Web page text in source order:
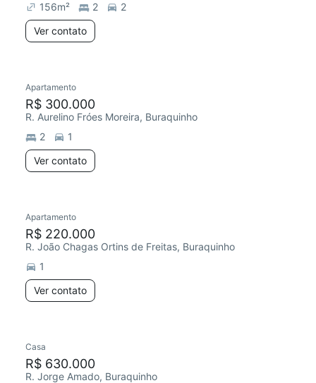
156m² 2
2
Ver contato
Apartamento
R$ 300.000
R. Aurelino Fróes Moreira, Buraquinho
2
1
Ver contato
Apartamento
R$ 220.000
R. João Chagas Ortins de Freitas, Buraquinho
1
Ver contato
Casa
R$ 630.000
R. Jorge Amado, Buraquinho